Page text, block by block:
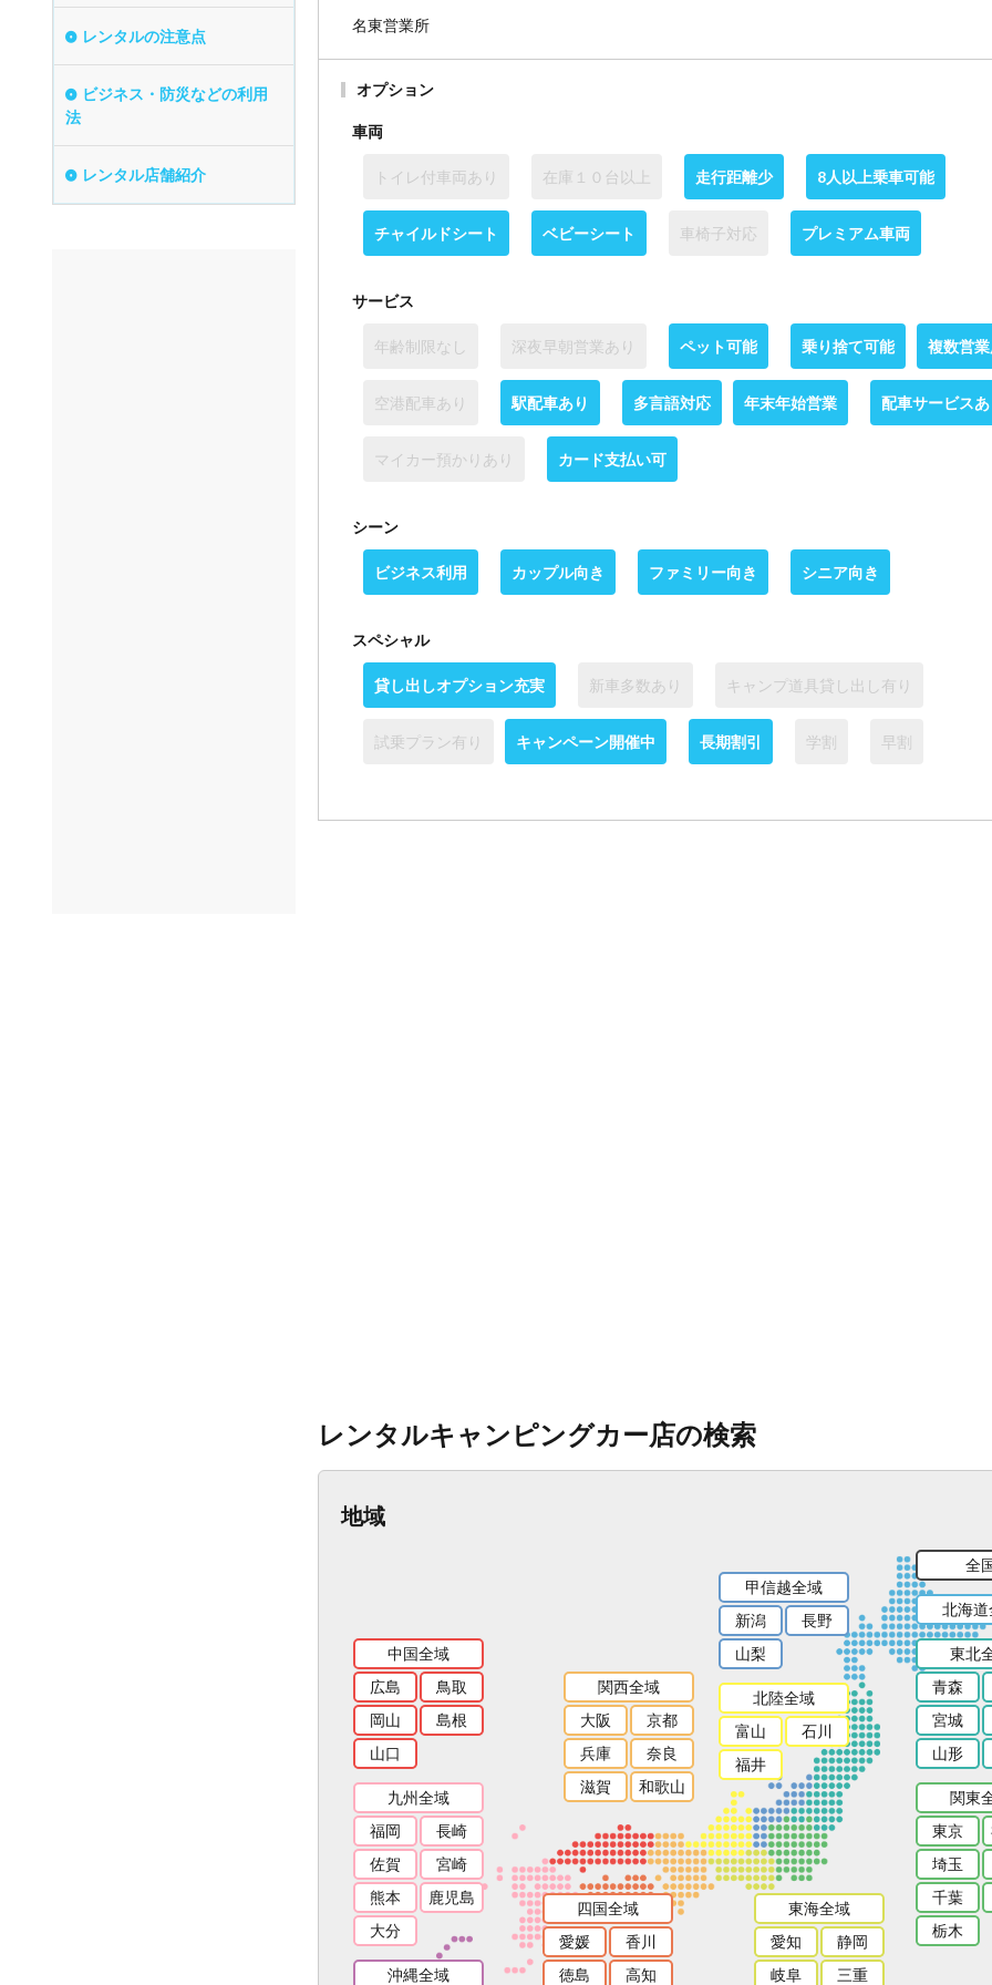
名東営業所
オプション
車両
トイレ付車両あり 在庫１０台以上 走行距離少 8人以上乗車可能
チャイルドシート ベビーシート 車椅子対応 プレミアム車両
サービス
年齢制限なし 深夜早朝営業あり ペット可能 乗り捨て可能 複数営
空港配車あり 駅配車あり 多言語対応 年末年始営業 配車サービス
マイカー預かりあり カード支払い可
シーン
ビジネス利用 カップル向き ファミリー向き シニア向き
スペシャル
貸し出しオプション充実 新車多数あり キャンプ道具貸し出し有り
試乗プラン有り キャンペーン開催中 長期割引 学割 早割
レンタルキャンピングカー店の検索
地域
全
北海
東北
青森
宮城
山形
関東
東京
埼玉
千葉
栃木
甲信越全域
新潟
長野
山梨
北陸全域
富山
石川
福井
東海全域
愛知
静岡
岐阜
三重
関西全域
大阪
京都
兵庫
奈良
滋賀
和歌山
中国全域
広島
鳥取
岡山
島根
山口
四国全域
愛媛
香川
徳島
高知
九州全域
福岡
長崎
佐賀
宮崎
熊本
鹿児島
大分
沖縄全域
レンタルの注意点
ビジネス・防災などの利用
法
レンタル店舗紹介